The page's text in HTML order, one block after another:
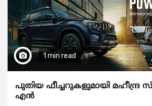
1 min read
പുതിയ ഫീച്ചറുകളുമായി
എൻ